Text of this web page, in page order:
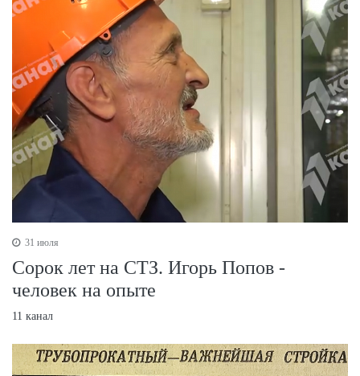
31 июля
Сорок лет на СТЗ. Игорь Попов -
человек на опыте
11 канал